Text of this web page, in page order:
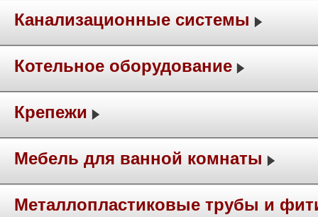
Канализационные системы
Котельное оборудование
Крепежи
Мебель для ванной комнаты
Металлопластиковые трубы и